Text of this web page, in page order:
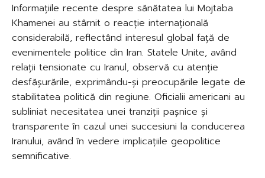
Informațiile recente despre sănătatea lui Mojtaba
Khamenei au stârnit o reacție internațională
considerabilă, reflectând interesul global față de
evenimentele politice din Iran. Statele Unite, având
relații tensionate cu Iranul, observă cu atenție
desfășurările, exprimându-și preocupările legate de
stabilitatea politică din regiune. Oficialii americani au
subliniat necesitatea unei tranziții pașnice și
transparente în cazul unei succesiuni la conducerea
Iranului, având în vedere implicațiile geopolitice
semnificative.